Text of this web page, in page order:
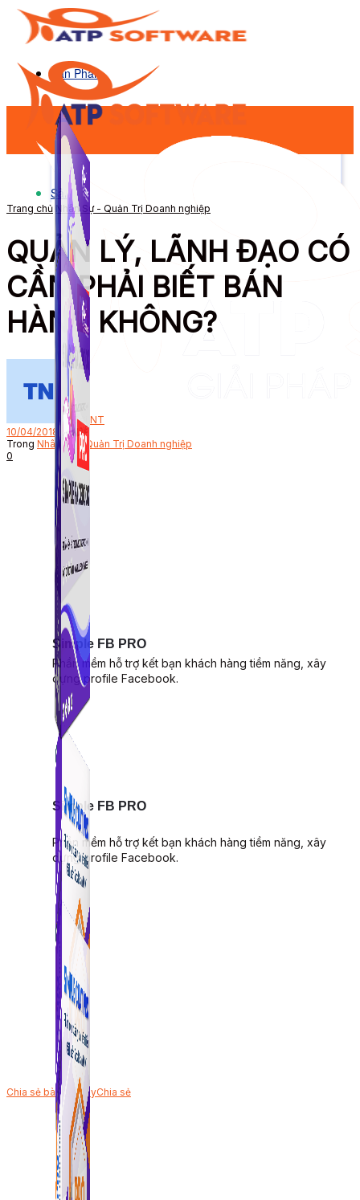
Sản Phẩm
Simple FB PRO
Phần mềm hỗ trợ kết bạn khách hàng tiềm năng, xây
dựng profile Facebook.
Sản Phẩm
Simple FB PRO
Phần mềm hỗ trợ kết bạn khách hàng tiềm năng, xây
dựng profile Facebook.
Trang chủ Nhân Sự - Quản Trị Doanh nghiệp
QUẢN LÝ, LÃNH ĐẠO CÓ
CẦN PHẢI BIẾT BÁN
HÀNG KHÔNG?
Bởi NT
10/04/2018
Trong Nhân Sự - Quản Trị Doanh nghiệp
0
Chia sẻ bài viết nàyChia sẻ